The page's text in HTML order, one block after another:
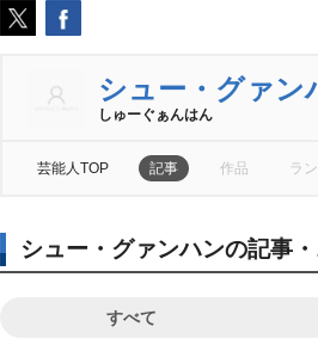
シュー・グァン
しゅーぐぁんはん
芸能人TOP 記事 作品 ラ
シュー・グァンハンの記事
すべて